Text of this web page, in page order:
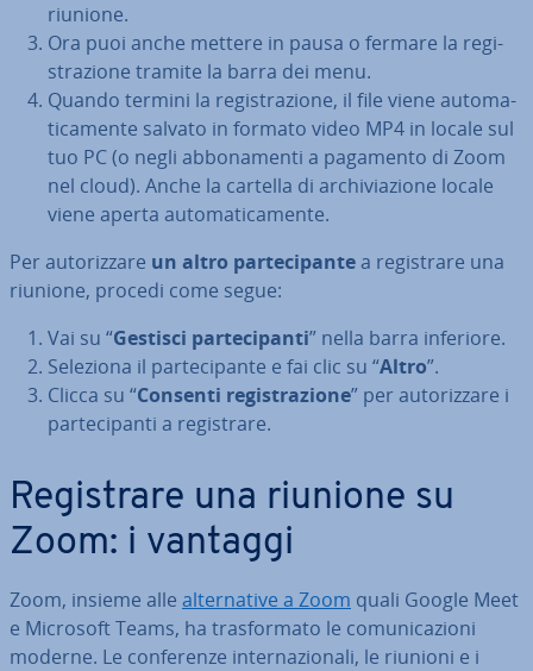
riunione.
Ora puoi anche mettere in pausa o fermare la re­gi­
stra­zio­ne tramite la barra dei menu.
Quando termini la re­gi­stra­zio­ne, il file viene au­to­ma­
ti­ca­men­te salvato in formato video MP4 in locale sul
tuo PC (o negli ab­bo­na­men­ti a pagamento di Zoom
nel cloud). Anche la cartella di ar­chi­via­zio­ne locale
viene aperta au­to­ma­ti­ca­men­te.
Per au­to­riz­za­re un altro par­te­ci­pan­tea re­gi­stra­re una
riunione, procedi come segue:
Vai su “Gestisci par­te­ci­pan­ti” nella barra inferiore.
Seleziona il par­te­ci­pan­te e fai clic su “Altro”.
Clicca su “Consenti re­gi­stra­zio­ne” per au­to­riz­za­re i
par­te­ci­pan­ti a re­gi­stra­re.
Re­gi­stra­re una riunione su
Zoom: i vantaggi
Zoom, insieme alle al­ter­na­ti­ve a Zoom quali Google Meet
e Microsoft Teams, ha tra­sfor­ma­to le co­mu­ni­ca­zio­ni
moderne. Le con­fe­ren­ze in­ter­na­zio­na­li, le riunioni e i